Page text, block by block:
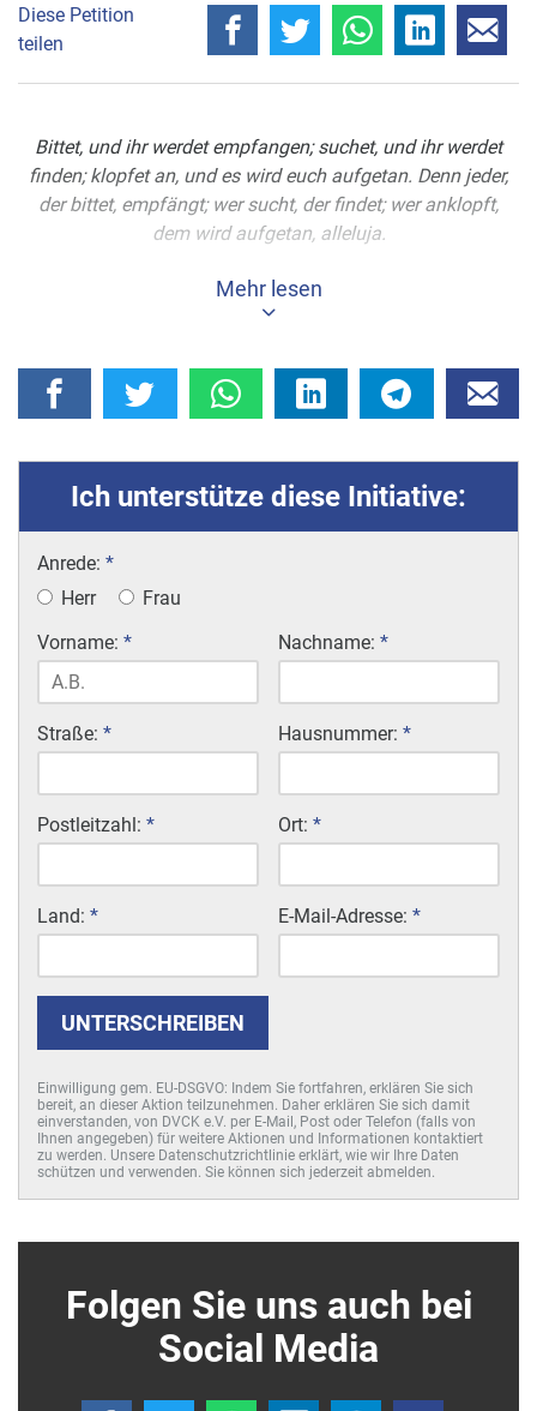
Diese Petition
teilen
Bittet, und ihr werdet empfangen; suchet, und ihr werdet
finden; klopfet an, und es wird euch aufgetan. Denn jeder,
der bittet, empfängt; wer sucht, der findet; wer anklopft,
dem wird aufgetan, alleluja.
Du siehst die großen Nöte unserer Zeit und wir bitten Dich,
Zerstörungswerk in Deutschland beenden.
Mögen sich viele Männer entschließen, Priester und
ganzen Heiligkeit über der ganzen Menschheit
strahlen.
Bewahre mich und meine Familie vor allen Gefahren
für Seele und Körper.
Mehr lesen
Ich unterstütze diese Initiative:
Anrede: *
Herr
Frau
Vorname: * Nachname: *
Straße: * Hausnummer: *
Postleitzahl: * Ort: *
Land: * E-Mail-Adresse: *
UNTERSCHREIBEN
Einwilligung gem. EU-DSGVO: Indem Sie fortfahren, erklären Sie sich
bereit, an dieser Aktion teilzunehmen. Daher erklären Sie sich damit
einverstanden, von DVCK e.V. per E-Mail, Post oder Telefon (falls von
Ihnen angegeben) für weitere Aktionen und Informationen kontaktiert
zu werden. Unsere Datenschutzrichtlinie erklärt, wie wir Ihre Daten
schützen und verwenden. Sie können sich jederzeit abmelden.
Folgen Sie uns auch bei
Social Media